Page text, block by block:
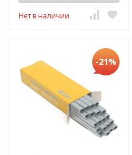
Нет в наличии
-21%